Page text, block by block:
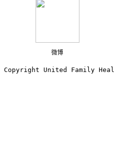
微博
Copyright United Family